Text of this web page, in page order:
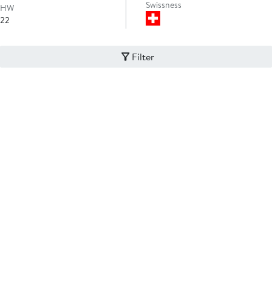
HW
22
Swissness
Filter